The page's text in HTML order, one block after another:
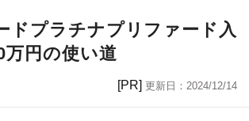
ドプラチナプリファード入
万円の使い道
[PR] 更新日： 2024/12/14